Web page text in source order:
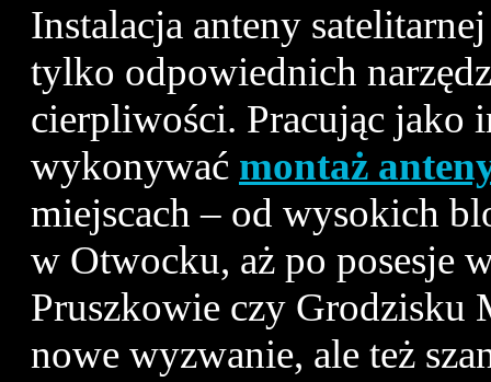
Instalacja anteny
tylko odpowiednich
cierpliwości. Pracując jako
wykonywać montaż
miejscach – od wysokich
w Otwocku, aż po posesje
Pruszkowie czy Grodzisku
nowe wyzwanie, ale też